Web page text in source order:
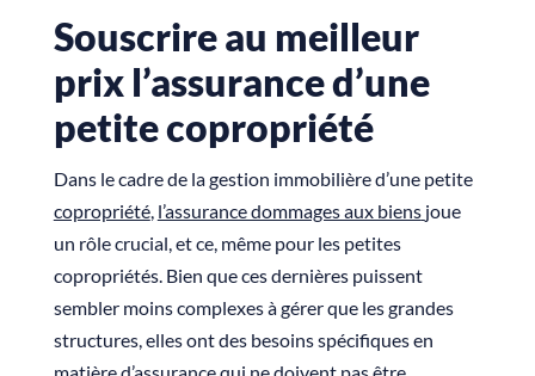
Souscrire au meilleur
prix l’assurance d’une
petite copropriété
Dans le cadre de la gestion immobilière d’une petite
copropriété, l’assurance dommages aux biens joue
un rôle crucial, et ce, même pour les petites
copropriétés. Bien que ces dernières puissent
sembler moins complexes à gérer que les grandes
structures, elles ont des besoins spécifiques en